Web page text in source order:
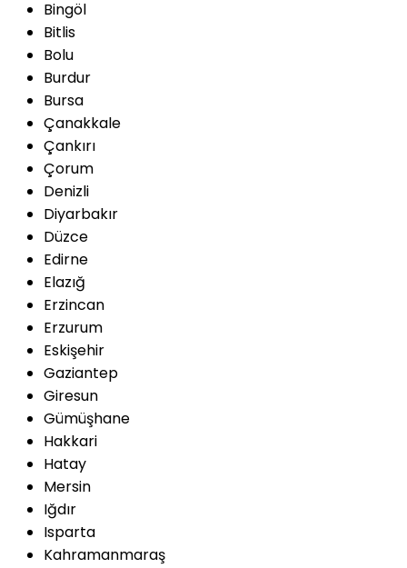
Bingöl
Bitlis
Bolu
Burdur
Bursa
Çanakkale
Çankırı
Çorum
Denizli
Diyarbakır
Düzce
Edirne
Elazığ
Erzincan
Erzurum
Eskişehir
Gaziantep
Giresun
Gümüşhane
Hakkari
Hatay
Mersin
Iğdır
Isparta
Kahramanmaraş